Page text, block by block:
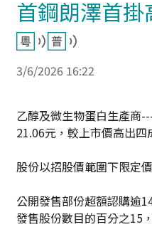
首鋼朗澤首
3/6/2026 16:22
乙醇及微生物蛋白生產商
21.06元，較上市價高出四
股份以招股價範圍下限定
公開發售部份超額認購逾
發售股份數目的百分之15